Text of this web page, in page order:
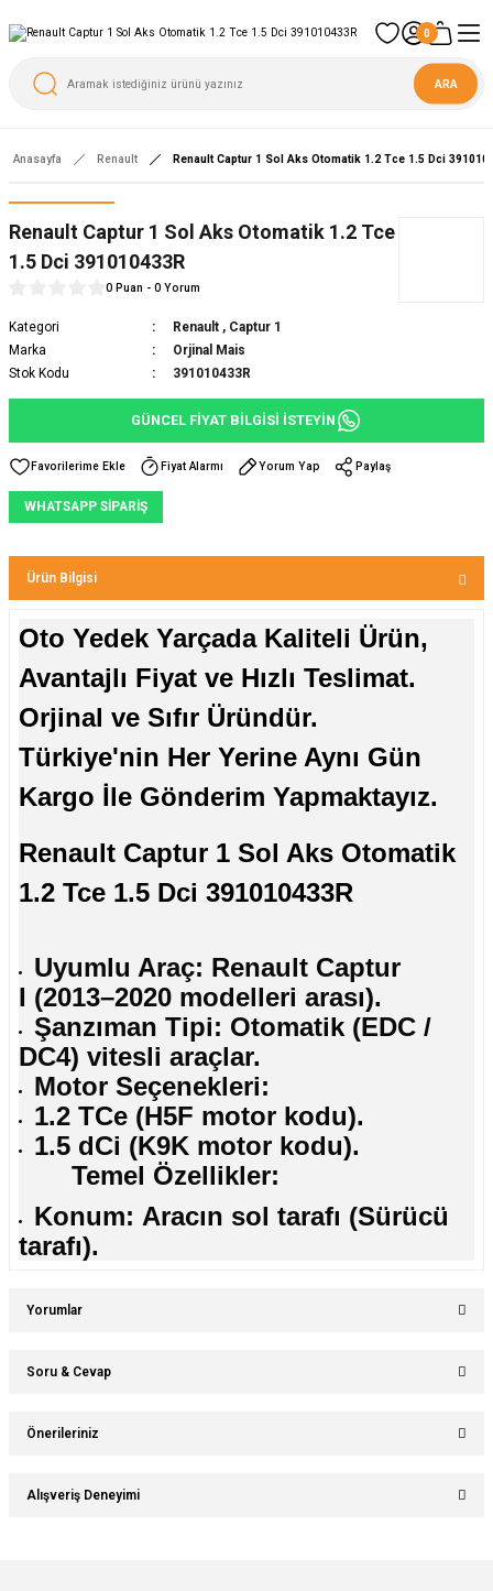
0
ARA
Anasayfa Renault Renault Captur 1 Sol Aks Otomatik 1.2 Tce 1.5 Dci
Renault Captur 1 Sol Aks Otomatik 1.2 Tce
1.5 Dci 391010433R
0 Puan - 0 Yorum
Kategori Renault , Captur 1
Marka
Orjinal Mais
Stok Kodu
391010433R
GÜNCEL FİYAT BİLGİSİ İSTEYİN
Fiyat Alarmı Yorum Yap Paylaş
WHATSAPP SİPARİŞ
Ürün Bilgisi
Oto Yedek Yarçada Kaliteli Ürün,
Avantajlı Fiyat ve Hızlı Teslimat.
Orjinal ve Sıfır Üründür.
Türkiye'nin Her Yerine Aynı Gün
Kargo İle Gönderim Yapmaktayız.
Renault Captur 1 Sol Aks Otomatik
1.2 Tce 1.5 Dci 391010433R
Uyumlu Araç: Renault Captur
I (2013–2020 modelleri arası).
Şanzıman Tipi: Otomatik (EDC /
DC4) vitesli araçlar.
Motor Seçenekleri:
1.2 TCe (H5F motor kodu).
1.5 dCi (K9K motor kodu).
Temel Özellikler:
Konum: Aracın sol tarafı (Sürücü
tarafı).
Yorumlar
Soru & Cevap
Önerileriniz
Bu ürünün fiyat bilgisi, resim, ürün açıklamalarında ve diğer konularda
yetersiz gördüğünüz noktaları öneri formunu kullanarak tarafımıza
Alışveriş Deneyimi